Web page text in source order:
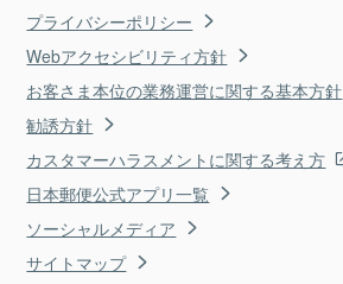
プライバシーポリシー
Webアクセシビリティ方針
お客さま本位の業務運営に関する基本方針
勧誘方針
カスタマーハラスメントに関する考え方
日本郵便公式アプリ一覧
ソーシャルメディア
サイトマップ